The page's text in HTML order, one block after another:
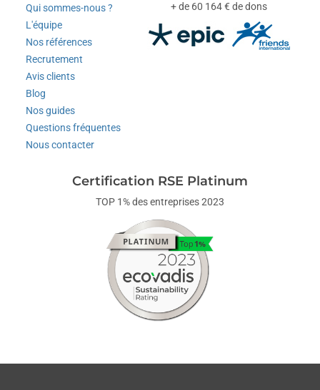
Qui sommes-nous ?
L'équipe
Nos références
Recrutement
Avis clients
Blog
Nos guides
Questions fréquentes
Nous contacter
+ de 60 164 € de dons
Certification RSE Platinum
TOP 1% des entreprises 2023